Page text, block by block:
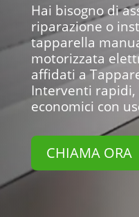
Hai bisogno di
riparazione o
tapparella
motorizzata
affidati a
Interventi rapidi,
economici con
CHIAMA ORA